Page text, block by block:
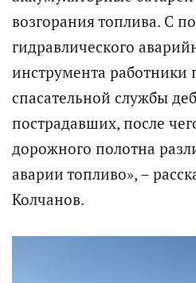
возгорания топлива. С
гидравлического
инструмента
спасательной службы
пострадавших, после
дорожного полотна
аварии топливо», –
Колчанов.